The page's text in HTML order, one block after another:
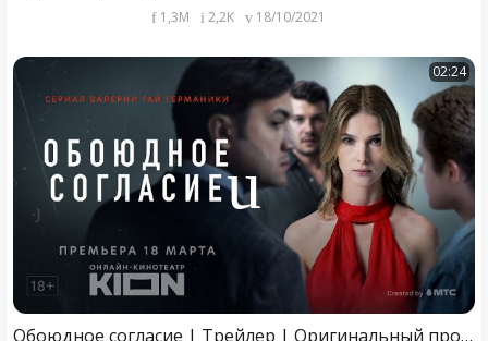
1,3M 2,2K 18/10/2021
02:24
Обоюдное согласие | Трейлер | Оригинальный проект KION